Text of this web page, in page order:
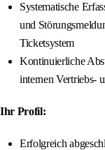
Systematische
und
Ticketsystem
Kontinuierliche
internen Vertriebs-
Ihr Profil:
Erfolgreich